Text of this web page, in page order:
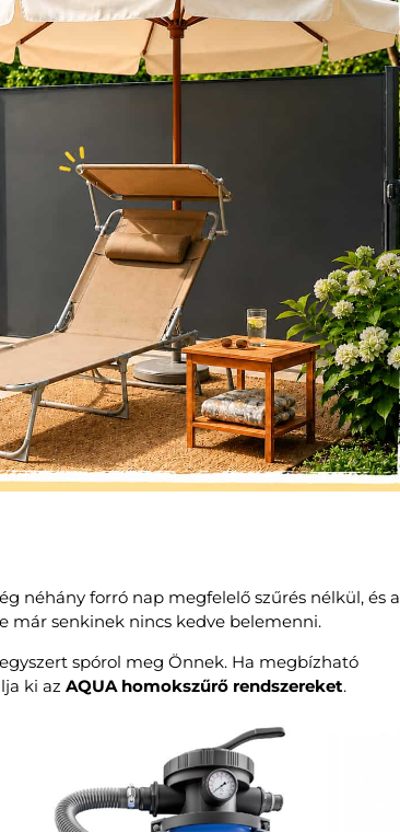
néhány forró nap megfelelő szűrés nélkül, és a
már senkinek nincs kedve belemenni.
spórol meg Önnek. Ha megbízható
ki az AQUA homokszűrő rendszereket.